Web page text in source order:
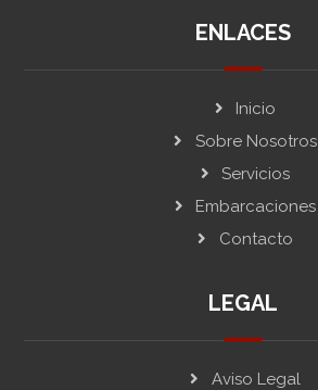
ENLACES
Inicio
Sobre Nosotros
Servicios
Embarcaciones
Contacto
LEGAL
Aviso Legal